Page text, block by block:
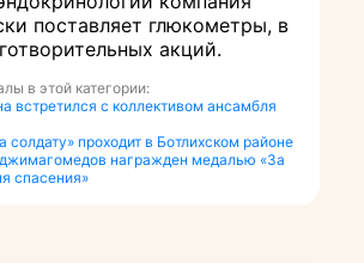
поставляет глюкометры, в
акций.
в этой категории:
встретился с коллективом ансамбля
солдату» проходит в Ботлихском районе
награжден медалью «За
спасения»